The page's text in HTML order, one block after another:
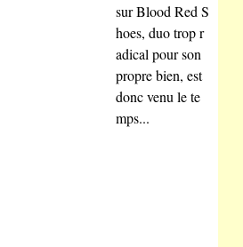
sur Blood Red S
hoes, duo trop r
adical pour son
propre bien, est
donc venu le te
mps...